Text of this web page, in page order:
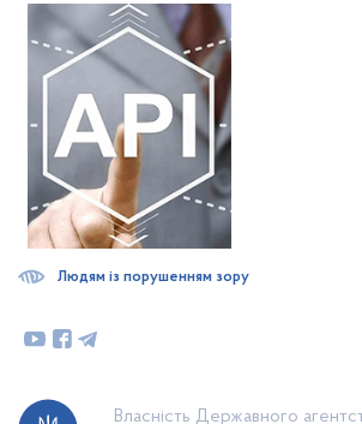
Власність Державного
Людям із порушенням зору